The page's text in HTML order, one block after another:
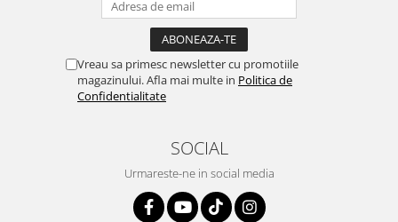
Vreau sa primesc newsletter cu promotiile
magazinului. Afla mai multe in Politica de
Confidentialitate
SOCIAL
Urmareste-ne in social media